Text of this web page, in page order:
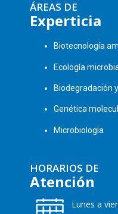
ÁREAS DE
Experticia
Biotecnología
Ecología
Biodegradación
Genética
Microbiología
HORARIOS DE
Atención
Lunes a